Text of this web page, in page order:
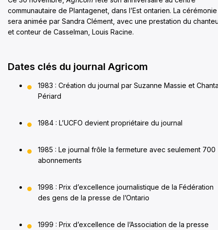
communautaire de Plantagenet, dans l’Est ontarien. La cérémonie
sera animée par Sandra Clément, avec une prestation du
et conteur de Casselman, Louis Racine.
Dates clés du journal Agricom
1983 : Création du journal par Suzanne Massie et
Périard
1984 : L’UCFO devient propriétaire du journal
1985 : Le journal frôle la fermeture avec seulement 700
abonnements
1998 : Prix d’excellence journalistique de la Fédération
des gens de la presse de l’Ontario
1999 : Prix d’excellence de l’Association de la presse